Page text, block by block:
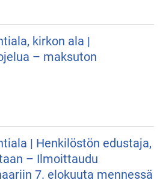
kirkon ala |
– maksuton
| Henkilöstön edustaja,
– Ilmoittaudu
7. elokuuta mennessä